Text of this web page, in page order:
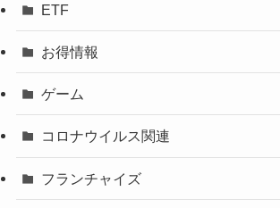
ETF
お得情報
ゲーム
コロナウイルス関連
フランチャイズ